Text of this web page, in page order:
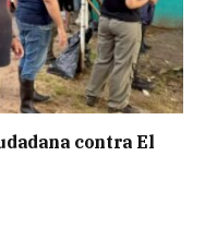
contra El